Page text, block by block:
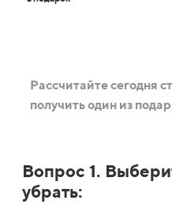
Рассчитайте сегодня
получить один из
Вопрос 1.
убрать: